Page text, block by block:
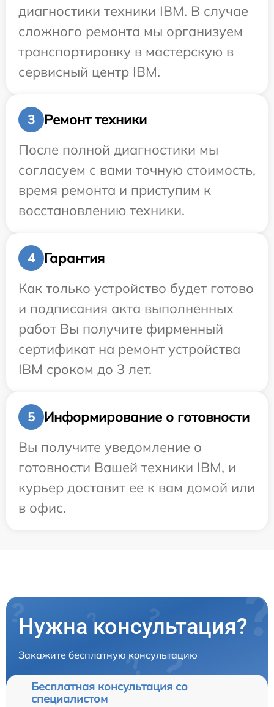
диагностики техники IBM. В случае
сложного ремонта мы организуем
транспортировку в мастерскую в
сервисный центр IBM.
3
Ремонт техники
После полной диагностики мы
согласуем с вами точную стоимость,
время ремонта и приступим к
восстановлению техники.
4
Гарантия
Как только устройство будет готово
и подписания акта выполненных
работ Вы получите фирменный
сертификат на ремонт устройства
IBM сроком до 3 лет.
5
Информирование о готовности
Вы получите уведомление о
готовности Вашей техники IBM, и
курьер доставит ее к вам домой или
в офис.
Нужна консультация?
Закажите бесплатную консультацию
Бесплатная консультация со
специалистом